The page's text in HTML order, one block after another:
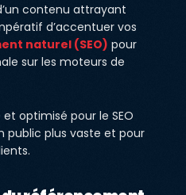
contenu attrayant
d’accentuer vos
naturel (SEO) pour
sur les moteurs de
optimisé pour le SEO
public plus vaste et pour